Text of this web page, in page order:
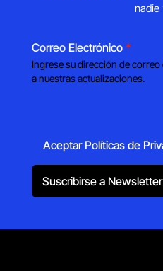
nadie
Correo Electrónico *
Ingrese su dirección de
a nuestras actualizaciones.
Aceptar Políticas de
Suscribirse a Newsletter